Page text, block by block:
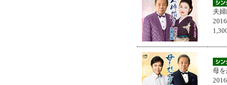
夫
母